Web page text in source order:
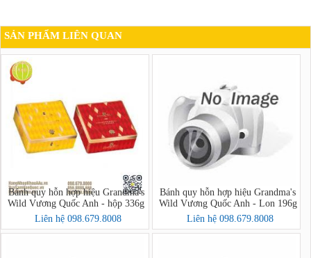
SẢN PHẨM LIÊN QUAN
Bánh quy hỗn hợp hiệu Grandma's
Wild Vương Quốc Anh - hộp 336g
Liên hệ 098.679.8008
Bánh quy hỗn hợp hiệu Grandma's
Wild Vương Quốc Anh - Lon 196g
Liên hệ 098.679.8008